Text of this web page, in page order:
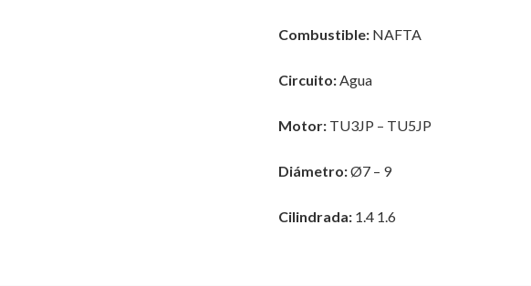
Combustible: NAFTA
Circuito:Agua
Motor: TU3JP – TU5JP
Diámetro:Ø7 – 9
Cilindrada: 1.4 1.6